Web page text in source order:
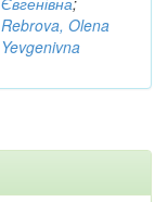
Rebrova, Olena
Yevgenivna